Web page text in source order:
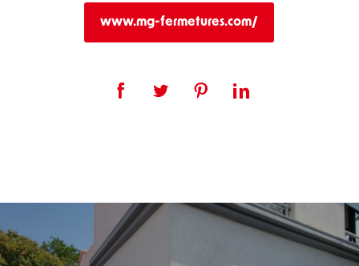
www.mg-fermetures.com/